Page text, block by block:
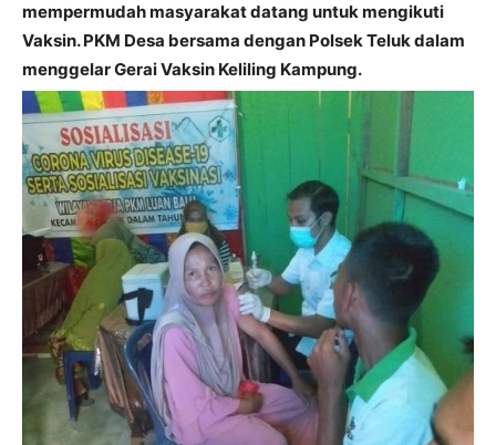
mempermudah masyarakat datang untuk mengikuti
Vaksin. PKM Desa bersama dengan Polsek Teluk dalam
menggelar Gerai Vaksin Keliling Kampung.